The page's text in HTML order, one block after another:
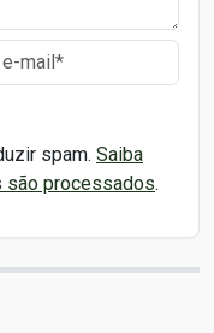
spam. Saiba
são processados.